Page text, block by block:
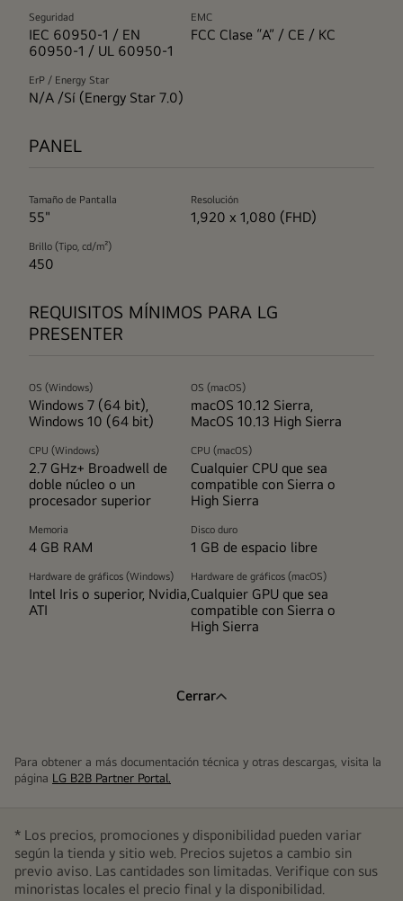
Seguridad
IEC 60950-1 / EN
60950-1 / UL 60950-1
EMC
FCC Clase “A” / CE / KC
ErP / Energy Star
N/A /Sí (Energy Star 7.0)
PANEL
Tamaño de Pantalla
55"
Resolución
1,920 x 1,080 (FHD)
Brillo (Tipo, cd/m²)
450
REQUISITOS MÍNIMOS PARA LG
PRESENTER
OS (Windows)
Windows 7 (64 bit),
Windows 10 (64 bit)
OS (macOS)
macOS 10.12 Sierra,
MacOS 10.13 High Sierra
CPU (Windows)
2.7 GHz+ Broadwell de
doble núcleo o un
procesador superior
CPU (macOS)
Cualquier CPU que sea
compatible con Sierra o
High Sierra
Memoria
4 GB RAM
Disco duro
1 GB de espacio libre
Hardware de gráficos (Windows)
Intel Iris o superior, Nvidia,
ATI
Hardware de gráficos (macOS)
Cualquier GPU que sea
compatible con Sierra o
High Sierra
Cerrar
Para obtener a más documentación técnica y otras descargas, visita la
página LG B2B Partner Portal.
* Los precios, promociones y disponibilidad pueden variar
según la tienda y sitio web. Precios sujetos a cambio sin
previo aviso. Las cantidades son limitadas. Verifique con sus
minoristas locales el precio final y la disponibilidad.